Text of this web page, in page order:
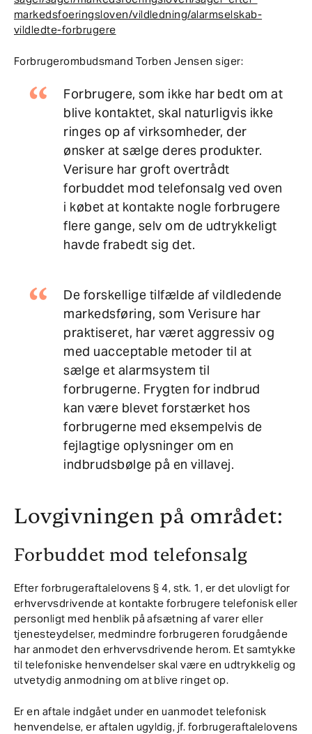
markedsfoeringsloven/vildledning/alarmselskab-
vildledte-forbrugere
Forbrugerombudsmand Torben Jensen siger:
Forbrugere, som ikke har bedt om at
blive kontaktet, skal naturligvis ikke
ringes op af virksomheder, der
ønsker at sælge deres produkter.
Verisure har groft overtrådt
forbuddet mod telefonsalg ved oven
i købet at kontakte nogle forbrugere
flere gange, selv om de udtrykkeligt
havde frabedt sig det.
De forskellige tilfælde af vildledende
markedsføring, som Verisure har
praktiseret, har været aggressiv og
med uacceptable metoder til at
sælge et alarmsystem til
forbrugerne. Frygten for indbrud
kan være blevet forstærket hos
forbrugerne med eksempelvis de
fejlagtige oplysninger om en
indbrudsbølge på en villavej.
Lovgivningen på området:
Forbuddet mod telefonsalg
Efter forbrugeraftalelovens § 4, stk. 1, er det ulovligt for
erhvervsdrivende at kontakte forbrugere telefonisk eller
personligt med henblik på afsætning af varer eller
tjenesteydelser, medmindre forbrugeren forudgående
har anmodet den erhvervsdrivende herom. Et samtykke
til telefoniske henvendelser skal være en udtrykkelig og
utvetydig anmodning om at blive ringet op.
Er en aftale indgået under en uanmodet telefonisk
henvendelse, er aftalen ugyldig, jf. forbrugeraftalelovens